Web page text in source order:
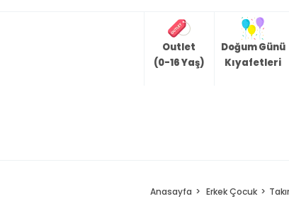
Outlet
(0-16 Yaş)
Doğum Günü
Kıyafetleri
Anasayfa Erkek Çocuk